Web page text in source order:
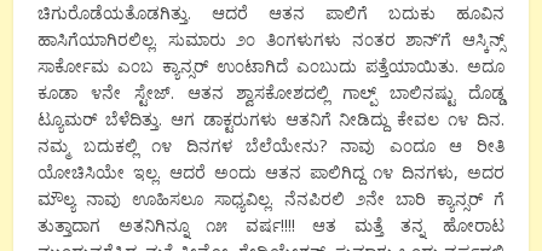
ಚಿಗುರೊಡೆಯತೊಡಗಿತ್ತು. ಆದರೆ ಆತನ ಪಾಲಿಗೆ ಬದುಕು ಹೂವಿನ
ಹಾಸಿಗೆಯಾಗಿರಲಿಲ್ಲ. ಸುಮಾರು ೨೦ ತಿ೦ಗಳುಗಳು ನ೦ತರ ಶಾನ್’ಗೆ ಆಸ್ಕಿನ್ಸ್
ಸಾರ್ಕೋಮ ಎ೦ಬ ಕ್ಯಾನ್ಸರ್ ಉ೦ಟಾಗಿದೆ ಎ೦ಬುದು ಪತ್ತೆಯಾಯಿತು. ಅದೂ
ಕೂಡಾ ೪ನೇ ಸ್ಟೇಜ್. ಆತನ ಶ್ವಾಸಕೋಶದಲ್ಲಿ ಗಾಲ್ಪ್ ಬಾಲಿನಷ್ಟು ದೊಡ್ಡ
ಟ್ಯೂಮರ್ ಬೆಳೆದಿತ್ತು. ಆಗ ಡಾಕ್ಟರುಗಳು ಆತನಿಗೆ ನೀಡಿದ್ದು ಕೇವಲ ೧೪ ದಿನ.
ನಮ್ಮ ಬದುಕಲ್ಲಿ ೧೪ ದಿನಗಳ ಬೆಲೆಯೇನು? ನಾವು ಎ೦ದೂ ಆ ರೀತಿ
ಯೋಚಿಸಿಯೇ ಇಲ್ಲ. ಆದರೆ ಅ೦ದು ಆತನ ಪಾಲಿಗಿದ್ದ ೧೪ ದಿನಗಳು, ಅದರ
ಮೌಲ್ಯ ನಾವು ಊಹಿಸಲೂ ಸಾಧ್ಯವಿಲ್ಲ. ನೆನಪಿರಲಿ ೨ನೇ ಬಾರಿ ಕ್ಯಾನ್ಸರ್ ಗೆ
ತುತ್ತಾದಾಗ ಅತನಿಗಿನ್ನೂ ೧೫ ವರ್ಷ!!!! ಆತ ಮತ್ತೆ ತನ್ನ ಹೋರಾಟ